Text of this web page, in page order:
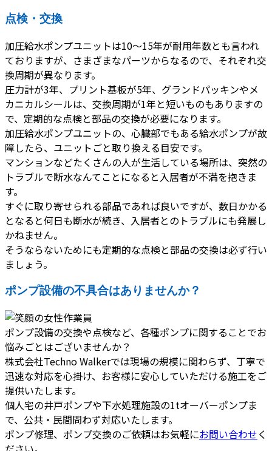
点検・交換
加圧給水ポンプユニットは10～15年が耐用年数とも言われ
ておりますが、さまざまなパーツからなるので、それぞれ交
換周期が異なります。
圧力計が3年、プリント基板が5年、グランドパッキンやメ
カニカルシールは、交換周期が1年と短いものもありますの
で、定期的な点検と部品の交換が必要になります。
加圧給水ポンプユニットの、心臓部でもある給水ポンプが故
障したら、ユニットごと取り換える目安です。
マンションなどたくさんの人が生活している場所は、突然の
トラブルで断水なんてことになると入居者が不満を抱きま
す。
すぐに取り寄せられる部品であれば良いですが、数日かかる
となると何日も断水が続き、入居者とのトラブルにも発展し
かねません。
そうならないためにも定期的な点検と部品の交換は必ず行い
ましょう。
ポンプ設備の不具合はありませんか？
ポンプ設備の交換や点検など、各種ポンプに関することでお
悩みごとはございませんか？
株式会社Techno Walkerでは現場の規模に関わらず、丁寧で
迅速な対応を心掛け、お客様に安心していただける施工をご
提供いたします。
個人宅の井戸ポンプや下水処理施設の1tオーバーポンプま
で、公共・民間問わず対応いたします。
ポンプ修理、ポンプ交換のご依頼はお気軽にお問い合わせく